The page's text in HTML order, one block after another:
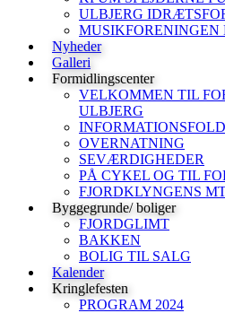
ULBJERG
MUSIKFORENINGEN
Nyheder
Galleri
Formidlingscenter
VELKOMMEN TIL
ULBJERG
OVERNATNING
SEVÆRDIGHEDER
PÅ CYKEL OG TIL
FJORDKLYNGENS
Byggegrunde/ boliger
FJORDGLIMT
BAKKEN
BOLIG TIL SALG
Kalender
Kringlefesten
PROGRAM 2024